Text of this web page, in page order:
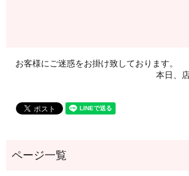
お客様にご迷惑をお掛け致しております。
本日、